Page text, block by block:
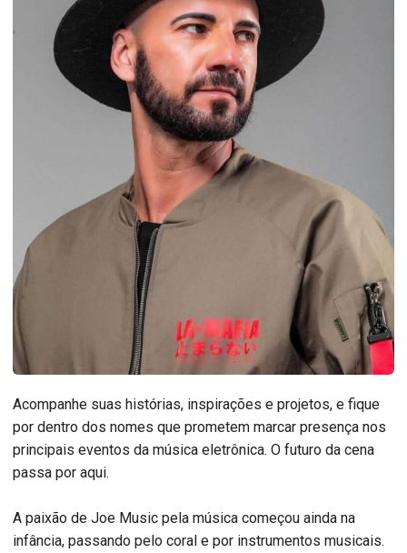
Acompanhe suas histórias, inspirações e projetos, e fique
por dentro dos nomes que prometem marcar presença nos
principais eventos da música eletrônica. O futuro da cena
passa por aqui.
A paixão de Joe Music pela música começou ainda na
infância, passando pelo coral e por instrumentos musicais.